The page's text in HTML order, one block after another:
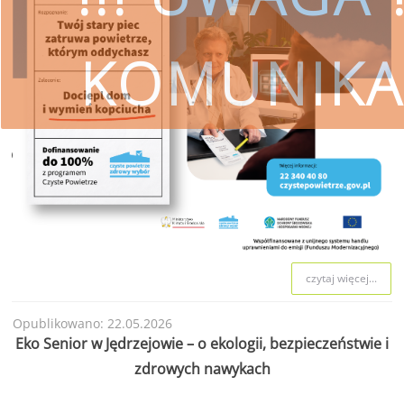
czytaj więcej
Wojewódzki Fundusz Ochrony
czytaj więcej...
Opublikowano: 22.05.2026
Eko Senior w Jędrzejowie – o ekologii, bezpieczeństwie i
zdrowych nawykach